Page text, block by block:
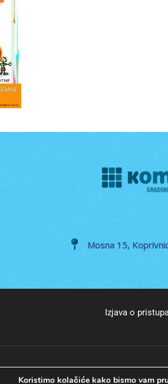
Mosna 15,
Izjava o
© GKP
Koristimo kolačiće kako bismo vam